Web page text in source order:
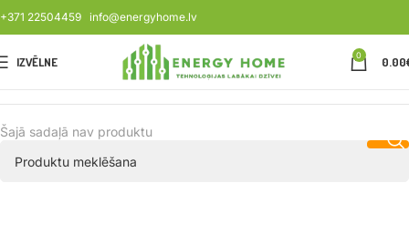
+371 22504459 info@energyhome.lv
IZVĒLNE 0 0.00
Šajā sadaļā nav produktu